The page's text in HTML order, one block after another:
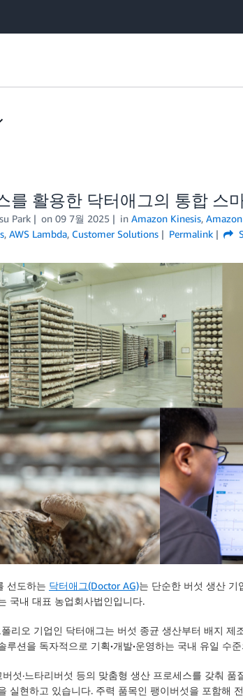
를 활용한 닥터애그의 통합 스
Park on 09 7월 2025 in Amazon Kinesis,
, AWS Lambda, Customer Solutions Permalink
선도하는 닥터애그(Doctor AG)는 단순한 버섯 생산 기
국내 대표 농업회사법인입니다.
폴리오 기업인 닥터애그는 버섯 종균 생산부터 배지 제
루션을 독자적으로 기획·개발·운영하는 국내 유일 수
버섯·느타리버섯 등의 맞춤형 생산 프로세스를 갖춰
실현하고 있습니다. 주력 품목인 팽이버섯을 포함해